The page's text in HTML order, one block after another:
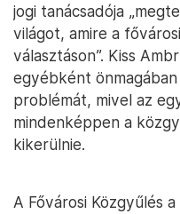
jogi tanácsadója
világot, amire a
választáson”. Kiss
egyébként
problémát, mivel az
mindenképpen a
kikerülnie.
A Fővárosi Közgyűlés